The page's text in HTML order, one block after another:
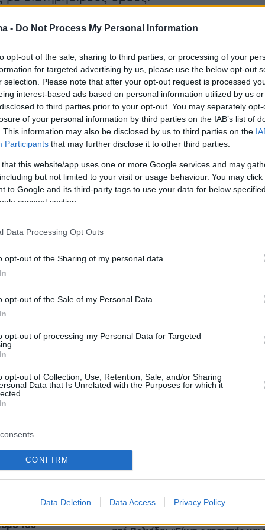
- Do Not Process My Personal Information
opt-out of the sale, sharing to third parties, or processing of your
for targeted advertising by us, please use the below opt-out
selection. Please note that after your opt-out request is processed
interest-based ads based on personal information utilized by us
to third parties prior to your opt-out. You may separately
of your personal information by third parties on the IAB’s list of
This information may also be disclosed by us to third parties on the
Participants that may further disclose it to other third parties.
that this website/app uses one or more Google services and may
but not limited to your visit or usage behaviour. You may
to Google and its third-party tags to use your data for below
consent section.
Data Processing Opt Outs
opt-out of the Sharing of my personal data.
opt-out of the Sale of my Personal Data.
opt-out of processing my Personal Data for Targeted
opt-out of Collection, Use, Retention, Sale, and/or Sharing
Data that Is Unrelated with the Purposes for which it
CONFIRM
Data Deletion Data Access Privacy Policy
rebranding της Alpha Bank.
την ομιλία στοnewmoney.gr
17χρονου που χτύπησε τον 50χρονο στα
υποστήριξε για την άγρια επίθεση
δεν θα υπάρξει ποτέ εκεχειρία στην
του Μεγάλου Βόρειου Πολέμου και το
και Ολυμπιακός σε ξεχωριστά ξενοδοχεία
- Ετοιμάζονται για το πιο παράδοξο Final 4
στοProtothema.gr
ΕιδήσειςΔημοφιλή
φόρεσε μπικίνι με
του
Σάλος στη Λιθουανία από